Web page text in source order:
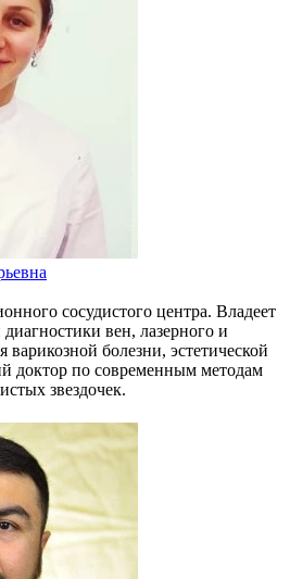
сосудистого центра. Владеет
вен, лазерного и
варикозной болезни, эстетической
доктор по современным методам
звездочек.